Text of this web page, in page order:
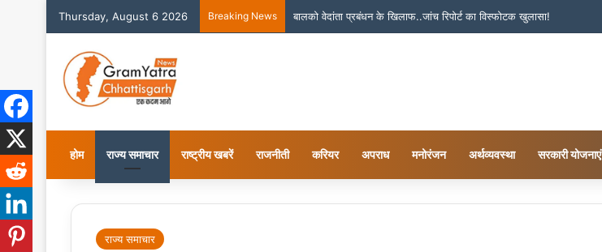
Thursday, August 6 2026 Breaking News बालको वेदांता प्रबंधन के खिलाफ..जांच रिपोर्ट का विस्फोटक खुलासा!
होम राज्य समाचार राष्ट्रीय खबरें राजनीती करियर अपराध मनोरंजन अर्थव्यवस्था सरकारी योजनाएं
राज्य समाचार